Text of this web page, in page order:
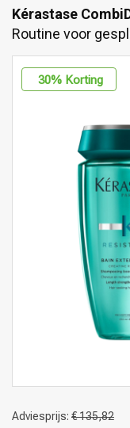
Merken
Kérastase
Routine voor
30% Korting
Adviesprijs: € 135,82